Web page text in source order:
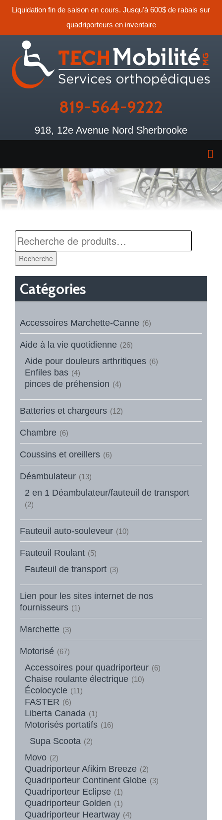
Liquidation fin de saison en cours. Jusqu'à 600$ de rabais sur
quadriporteurs en inventaire
819-564-9222
918, 12e Avenue Nord Sherbrooke
Recherche
Catégories
Accessoires Marchette-Canne (6)
Aide à la vie quotidienne (26)
Aide pour douleurs arthritiques (6)
Enfiles bas (4)
pinces de préhension (4)
Batteries et chargeurs (12)
Chambre (6)
Coussins et oreillers (6)
Déambulateur (13)
2 en 1 Déambulateur/fauteuil de transport
(2)
Fauteuil auto-souleveur (10)
Fauteuil Roulant (5)
Fauteuil de transport (3)
Lien pour les sites internet de nos
fournisseurs (1)
Marchette (3)
Motorisé (67)
Accessoires pour quadriporteur (6)
Chaise roulante électrique (10)
Écolocycle (11)
FASTER (6)
Liberta Canada (1)
Motorisés portatifs (16)
Supa Scoota (2)
Movo (2)
Quadriporteur Afikim Breeze (2)
Quadriporteur Continent Globe (3)
Quadriporteur Eclipse (1)
Quadriporteur Golden (1)
Quadriporteur Heartway (4)